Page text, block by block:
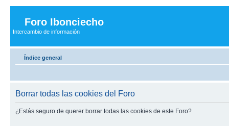
Foro Ibonciecho
Intercambio de información
Índice general
Borrar todas las cookies del Foro
¿Estás seguro de querer borrar todas las cookies de este Foro?